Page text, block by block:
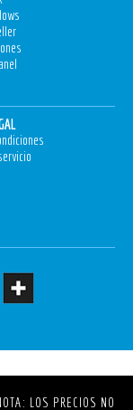
LOS PRECIOS NO